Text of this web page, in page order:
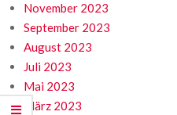
November 2023
September 2023
August 2023
Juli 2023
Mai 2023
März 2023